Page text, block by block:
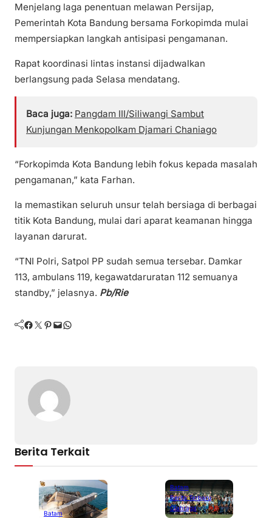
Menjelang laga penentuan melawan Persijap,
Pemerintah Kota Bandung bersama Forkopimda mulai
mempersiapkan langkah antisipasi pengamanan.
Rapat koordinasi lintas instansi dijadwalkan
berlangsung pada Selasa mendatang.
Baca juga: Pangdam III/Siliwangi Sambut
Kunjungan Menkopolkam Djamari Chaniago
“Forkopimda Kota Bandung lebih fokus kepada masalah
pengamanan,” kata Farhan.
Ia memastikan seluruh unsur telah bersiaga di berbagai
titik Kota Bandung, mulai dari aparat keamanan hingga
layanan darurat.
“TNI Polri, Satpol PP sudah semua tersebar. Damkar
113, ambulans 119, kegawatdaruratan 112 semuanya
standby,” jelasnya. Pb/Rie
Facebook Twitter Pinterest Mail WhatsApp
Berita Terkait
Batam
Batam
Berita Terbaru
Olahraga